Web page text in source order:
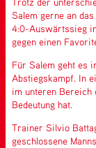
Salem gerne an
4:0-Auswärtssieg
gegen einen
Für Salem geht es
Abstiegskampf. In
im unteren Bereich
Bedeutung hat.
Trainer Silvio
geschlossene